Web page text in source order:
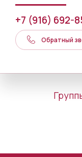
+7 (916) 692-
Обратный